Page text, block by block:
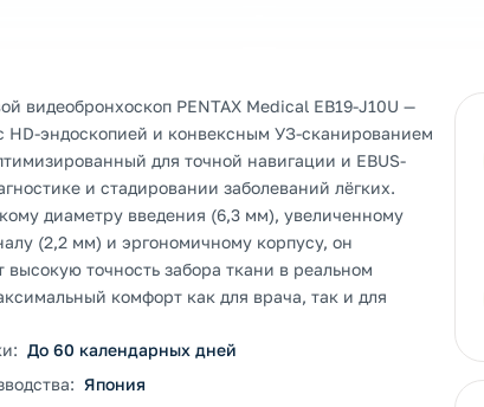
видеобронхоскоп PENTAX Medical EB19-J10U —
HD-эндоскопией и конвексным УЗ-сканированием
для точной навигации и EBUS-
и стадировании заболеваний лёгких.
диаметру введения (6,3 мм), увеличенному
(2,2 мм) и эргономичному корпусу, он
высокую точность забора ткани в реальном
комфорт как для врача, так и для
До 60 календарных дней
Япония